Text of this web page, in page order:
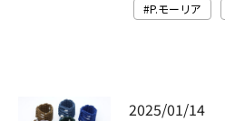
P.モーリア
2025/01/14